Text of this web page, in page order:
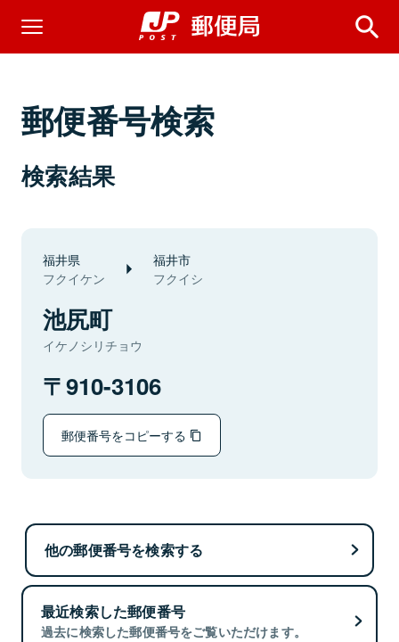
郵便番号検索
検索結果
福井県
フクイケン
福井市
フクイシ
池尻町
イケノシリチョウ
910-3106
郵便番号をコピーする
他の郵便番号を検索する
最近検索した郵便番号
過去に検索した郵便番号をご覧いただけます。